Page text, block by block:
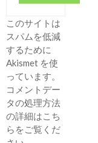
このサイトは
スパムを低減
するために
Akismet を使
っています。
コメントデー
タの処理方法
の詳細はこち
らをご覧くだ